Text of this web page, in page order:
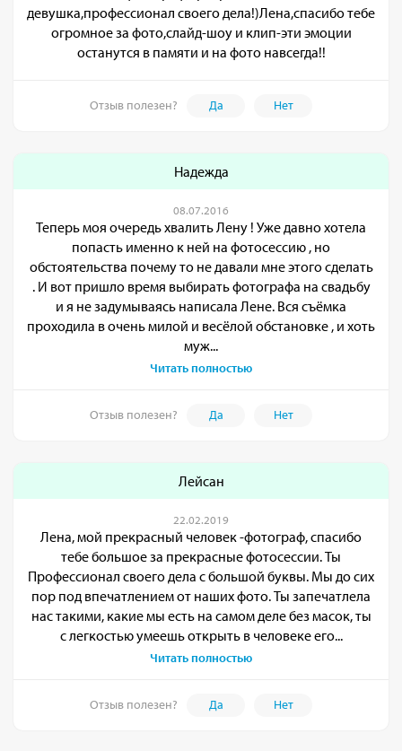
девушка,профессионал своего дела!)Лена,спасибо тебе
огромное за фото,слайд-шоу и клип-эти эмоции
останутся в памяти и на фото навсегда!!
Отзыв полезен? Да Нет
Надежда
08.07.2016
Теперь моя очередь хвалить Лену ! Уже давно хотела
попасть именно к ней на фотосессию , но
обстоятельства почему то не давали мне этого сделать
. И вот пришло время выбирать фотографа на свадьбу
и я не задумываясь написала Лене. Вся съёмка
проходила в очень милой и весёлой обстановке , и хоть
муж...
Читать полностью
Отзыв полезен? Да Нет
Лейсан
22.02.2019
Лена, мой прекрасный человек -фотограф, спасибо
тебе большое за прекрасные фотосессии. Ты
Профессионал своего дела с большой буквы. Мы до сих
пор под впечатлением от наших фото. Ты запечатлела
нас такими, какие мы есть на самом деле без масок, ты
с легкостью умеешь открыть в человеке его...
Читать полностью
Отзыв полезен? Да Нет